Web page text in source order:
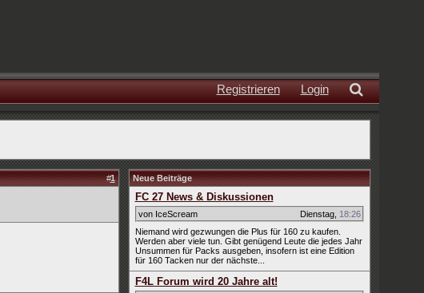
Login
Registrieren
#1 Neue Beiträge
FC 27 News & Diskussionen
von IceScream Dienstag, 18:26
Niemand wird gezwungen die Plus für 160 zu kaufen.
Werden aber viele tun. Gibt genügend Leute die jedes Jahr
Unsummen für Packs ausgeben, insofern ist eine Edition
für 160 Tacken nur der nächste...
F4L Forum wird 20 Jahre alt!